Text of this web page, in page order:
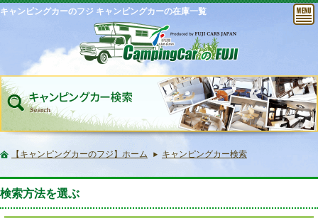
キャンピングカーのフジ キャンピングカーの在庫一覧
【キャンピングカーのフジ】ホーム キャンピングカー検索
検索方法を選ぶ